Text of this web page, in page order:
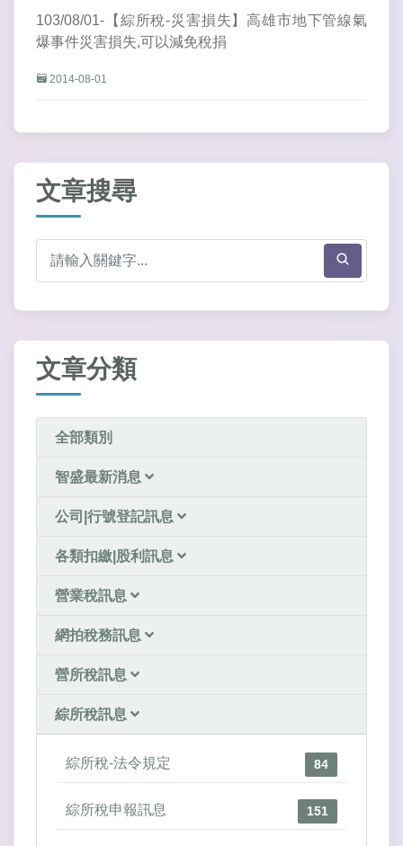
103/08/01-【綜所稅-災害損失】高雄市地下管線氣
爆事件災害損失,可以減免稅捐
2014-08-01
文章搜尋
文章分類
全部類別
智盛最新消息
公司|行號登記訊息
各類扣繳|股利訊息
營業稅訊息
網拍稅務訊息
營所稅訊息
綜所稅訊息
綜所稅-法令規定 84
綜所稅申報訊息 151